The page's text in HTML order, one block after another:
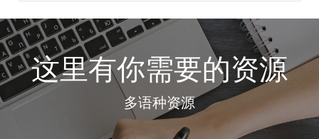
这里有你需要的资源
多语种资源